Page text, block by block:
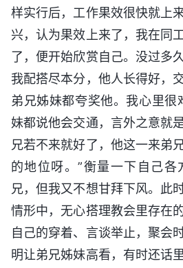
样实行后，工作果效很快就上
兴，认为果效上来了，我在同
了，便开始欣赏自己。没过多
我配搭尽本分，他人长得好，
弟兄姊妹都夸奖他。我心里很
妹都说他会交通，言外之意就
兄若不来就好了，他这一来弟
的地位呀。”衡量一下自己各
兄，但我又不想甘拜下风。此
情形中，无心搭理教会里存在
自己的穿着、言谈举止，聚会
明让弟兄姊妹高看，有时还话